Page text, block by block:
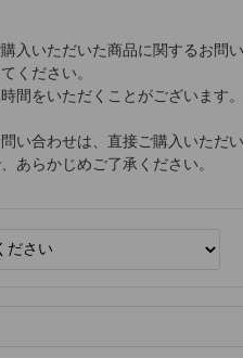
入いただいた商品に関するお問
ください。
をいただくことがございます。
い合わせは、直接ご購入いただ
らかじめご了承ください。